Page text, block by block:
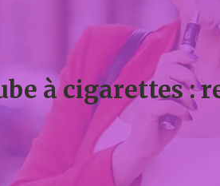
à cigarettes :